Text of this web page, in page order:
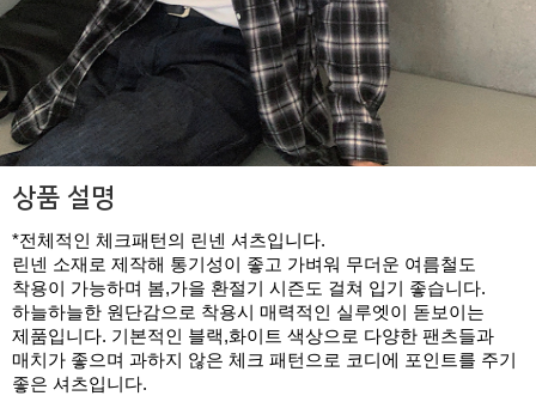
상품 설명
*전체적인 체크패턴의 린넨 셔츠입니다.
린넨 소재로 제작해 통기성이 좋고 가벼워 무더운 여름철도
착용이 가능하며 봄,가을 환절기 시즌도 걸쳐 입기 좋습니다.
하늘하늘한 원단감으로 착용시 매력적인 실루엣이 돋보이는
제품입니다. 기본적인 블랙,화이트 색상으로 다양한 팬츠들과
매치가 좋으며 과하지 않은 체크 패턴으로 코디에 포인트를 주기
좋은 셔츠입니다.